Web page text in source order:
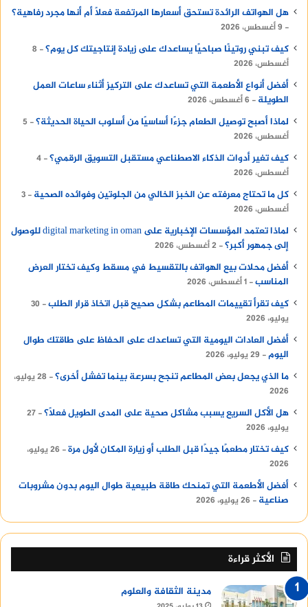
هل الهواتف الرائدة تستحق أسعارها المرتفعة فعلًا أم أنها مجرد رفاهية؟
9 أغسطس، 2026
كيف تبني روتينًا صباحيًا يساعدك على زيادة إنتاجيتك كل يوم؟
8
أغسطس، 2026
أفضل أنواع الأطعمة التي تساعدك على التركيز أثناء ساعات العمل
الطويلة
6 أغسطس، 2026
لماذا أصبح توصيل الطعام جزءًا أساسيًا من أسلوب الحياة الحديثة؟
5
أغسطس، 2026
كيف تغير أدوات الذكاء الاصطناعي مستقبل التسويق الرقمي؟ 4
أغسطس، 2026
كل ما تحتاج معرفته عن الخبز الخالي من الجلوتين وفوائده الصحية
3
أغسطس، 2026
لماذا تعتمد المؤسسات الإخبارية على digital marketing in oman للوصول
إلى جمهور أكبر؟ 2 أغسطس، 2026
أفضل محلات بيع الهواتف بالتقسيط في مسقط وكيف تختار العرض
المناسب 1 أغسطس، 2026
كيف تقرأ تقييمات المطاعم بشكل صحيح قبل اتخاذ قرار الطلب
30
يوليو، 2026
أفضل العادات اليومية التي تساعدك على الحفاظ على طاقتك طوال
اليوم
29 يوليو، 2026
ما الذي يجعل بعض المطاعم تنجح بسرعة بينما تفشل أخرى؟
28 يوليو،
2026
هل الأكل السريع يسبب مشاكل صحية على المدى الطويل فعلًا؟ 27
يوليو، 2026
كيف تختار مطعمًا جيدًا قبل الطلب أو زيارة المكان لأول مرة
26 يوليو،
2026
أفضل الأطعمة التي تمنحك طاقة طبيعية طوال اليوم بدون مشروبات
صناعية
26 يوليو، 2026
الأكثر قراءة
مدينة الثقافة والعلوم